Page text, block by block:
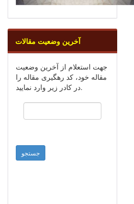
آخرین وضعیت مقالات
جهت استعلام از آخرین وضعیت
مقاله خود، کد رهگیری مقاله را
در کادر زیر وارد نمایید.